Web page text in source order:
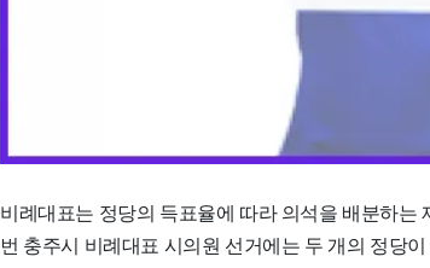
비례대표는 정당의 득표율에 따라 의석을 배분하
번 충주시 비례대표 시의원 선거에는 두 개의 정당